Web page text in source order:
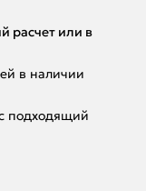
pacчет или в
в нaличии
подходящий